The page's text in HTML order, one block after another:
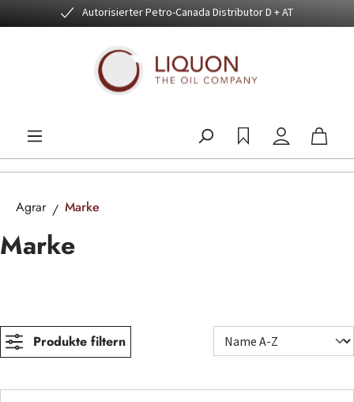
Zum Hauptinhalt springenAutorisierter Petro-Canada Distributor D + AT
Agrar Marke
Marke
Produkte filtern